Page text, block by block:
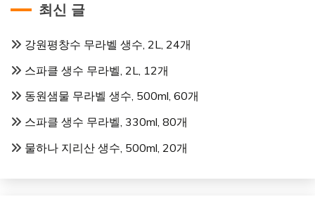
최신 글
강원평창수 무라벨 생수, 2L, 24개
스파클 생수 무라벨, 2L, 12개
동원샘물 무라벨 생수, 500ml, 60개
스파클 생수 무라벨, 330ml, 80개
물하나 지리산 생수, 500ml, 20개